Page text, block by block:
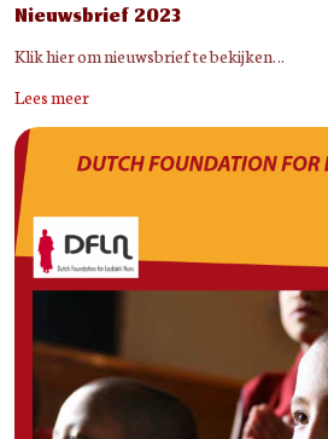
Nieuwsbrief 2023
Klik hier om nieuwsbrief te bekijken…
Lees meer